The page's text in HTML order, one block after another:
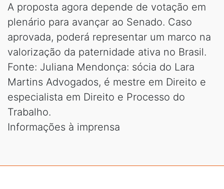
A proposta agora depende de votação em
plenário para avançar ao Senado. Caso
aprovada, poderá representar um marco na
valorização da paternidade ativa no Brasil.
Fonte: Juliana Mendonça: sócia do Lara
Martins Advogados, é mestre em Direito e
especialista em Direito e Processo do
Trabalho.
Informações à imprensa